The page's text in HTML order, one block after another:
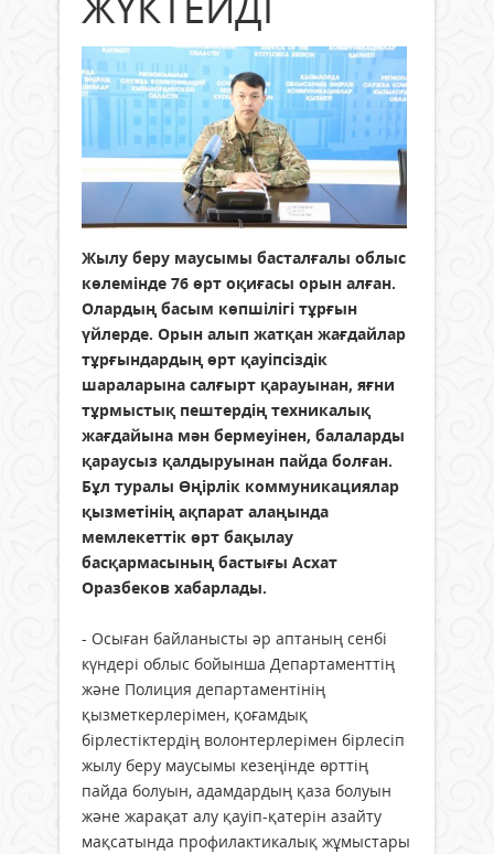
Жылу беру маусымы басталғалы облыс
көлемінде 76 өрт оқиғасы орын алған.
Олардың басым көпшілігі тұрғын
үйлерде. Орын алып жатқан жағдайлар
тұрғындардың өрт қауіпсіздік
шараларына салғырт қарауынан, яғни
тұрмыстық пештердің техникалық
жағдайына мән бермеуінен, балаларды
қараусыз қалдыруынан пайда болған.
Бұл туралы Өңірлік коммуникациялар
қызметінің ақпарат алаңында
мемлекеттік өрт бақылау
басқармасының бастығы Асхат
Оразбеков хабарлады.
- Осыған байланысты әр аптаның сенбі
күндері облыс бойынша Департаменттің
және Полиция департаментінің
қызметкерлерімен, қоғамдық
бірлестіктердің волонтерлерімен бірлесіп
жылу беру маусымы кезеңінде өрттің
пайда болуын, адамдардың қаза болуын
және жарақат алу қауіп-қатерін азайту
мақсатында профилактикалық жұмыстары